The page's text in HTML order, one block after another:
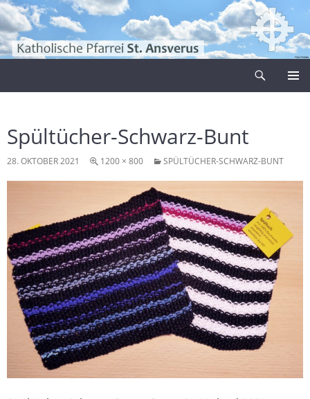
Zum
Inhalt
springen
Spültücher-Schwarz-Bunt
28. OKTOBER 2021 1200 × 800 SPÜLTÜCHER-SCHWARZ-BUNT